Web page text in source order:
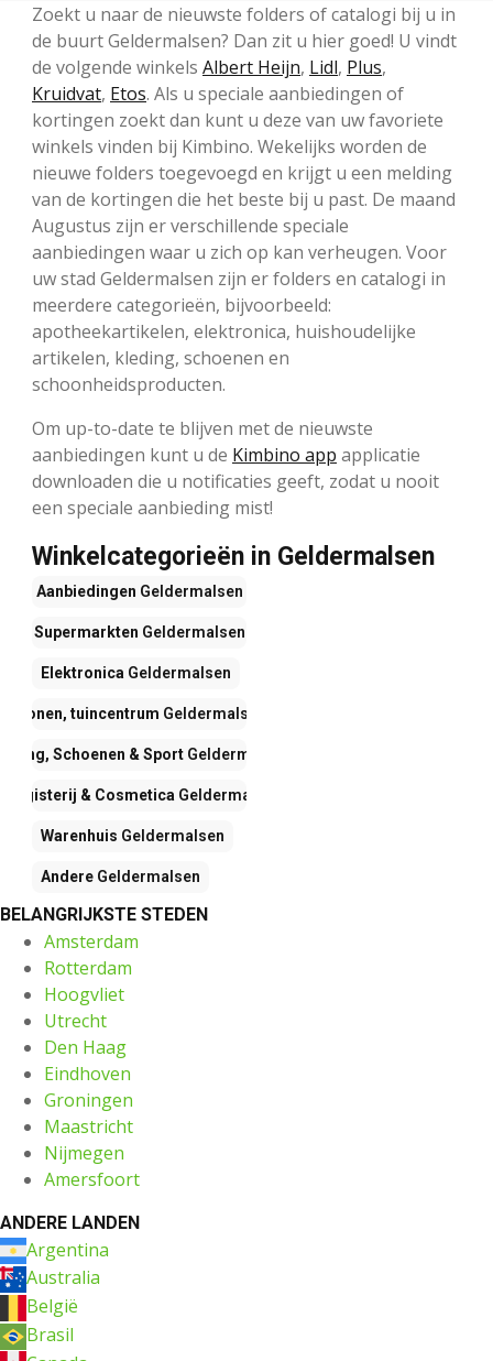
Zoekt u naar de nieuwste folders of catalogi bij u in
de buurt Geldermalsen? Dan zit u hier goed! U vindt
de volgende winkels Albert Heijn, Lidl, Plus,
Kruidvat, Etos. Als u speciale aanbiedingen of
kortingen zoekt dan kunt u deze van uw favoriete
winkels vinden bij Kimbino. Wekelijks worden de
nieuwe folders toegevoegd en krijgt u een melding
van de kortingen die het beste bij u past. De maand
Augustus zijn er verschillende speciale
aanbiedingen waar u zich op kan verheugen. Voor
uw stad Geldermalsen zijn er folders en catalogi in
meerdere categorieën, bijvoorbeeld:
apotheekartikelen, elektronica, huishoudelijke
artikelen, kleding, schoenen en
schoonheidsproducten.
Om up-to-date te blijven met de nieuwste
aanbiedingen kunt u de Kimbino app applicatie
downloaden die u notificaties geeft, zodat u nooit
een speciale aanbieding mist!
Winkelcategorieën in Geldermalsen
Aanbiedingen Geldermalsen
Supermarkten Geldermalsen
Elektronica Geldermalsen
Wonen, tuincentrum Geldermalsen
Schoenen & SportGeldermalsen
& Cosmetica Geldermalsen
Warenhuis Geldermalsen
Andere Geldermalsen
BELANGRIJKSTE STEDEN
Amsterdam
Rotterdam
Hoogvliet
Utrecht
Den Haag
Eindhoven
Groningen
Maastricht
Nijmegen
Amersfoort
ANDERE LANDEN
Argentina
Australia
België
Brasil